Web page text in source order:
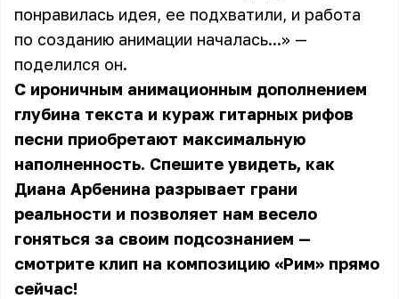
понравилась идея, ее подхватили, и работа
по созданию анимации началась...» —
поделился он.
С ироничным анимационным дополнением
глубина текста и кураж гитарных рифов
песни приобретают максимальную
наполненность. Спешите увидеть, как
Диана Арбенина разрывает грани
реальности и позволяет нам весело
гоняться за своим подсознанием —
смотрите клип на композицию «Рим» прямо
сейчас!